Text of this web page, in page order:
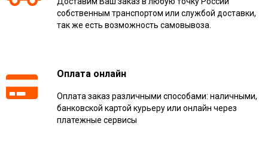
собственным транспортом или службой доставки,
так же есть возможность самовывоза.
Оплата онлайн
Оплата заказ различными способами: наличными,
банковской картой курьеру или онлайн через
платежные сервисы